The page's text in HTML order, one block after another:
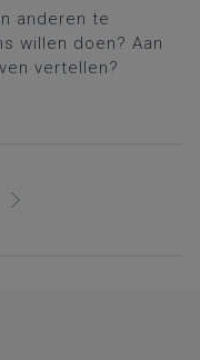
anderen te
willen doen? Aan
vertellen?